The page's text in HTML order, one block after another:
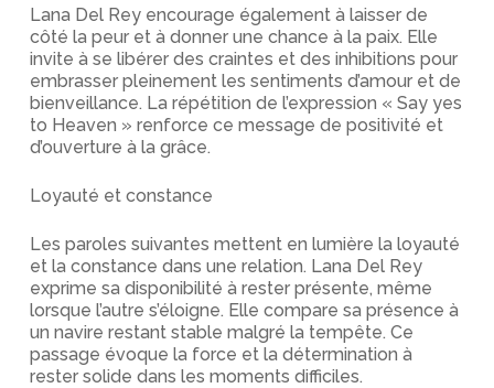
Lana Del Rey encourage également à laisser de
côté la peur et à donner une chance à la paix. Elle
invite à se libérer des craintes et des inhibitions pour
embrasser pleinement les sentiments d’amour et de
bienveillance. La répétition de l’expression « Say yes
to Heaven » renforce ce message de positivité et
d’ouverture à la grâce.
Loyauté et constance
Les paroles suivantes mettent en lumière la loyauté
et la constance dans une relation. Lana Del Rey
exprime sa disponibilité à rester présente, même
lorsque l’autre s’éloigne. Elle compare sa présence à
un navire restant stable malgré la tempête. Ce
passage évoque la force et la détermination à
rester solide dans les moments difficiles.